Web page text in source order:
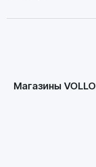
Магазины VOLLO